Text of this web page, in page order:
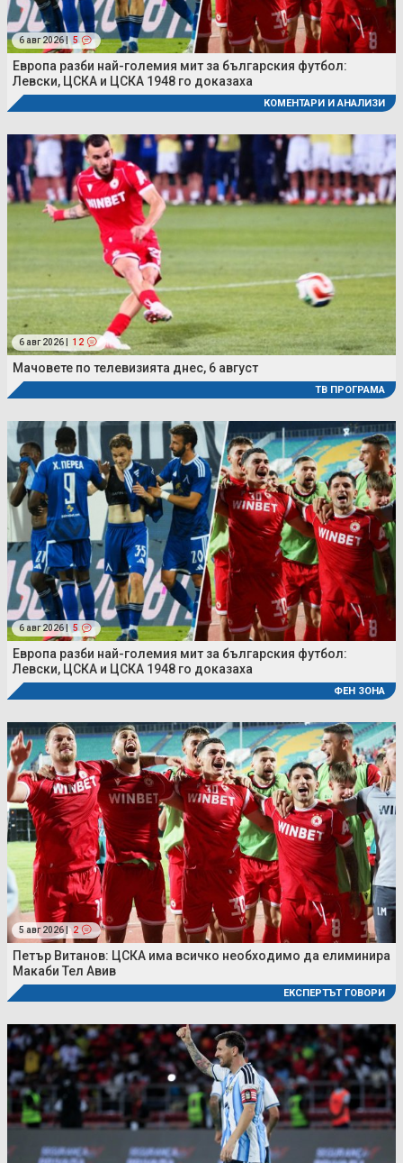
6 авг 2026 | 5
Европа разби най-големия мит за българския футбол:
Левски, ЦСКА и ЦСКА 1948 го доказаха
КОМЕНТАРИ И АНАЛИЗИ
6 авг 2026 | 12
Мачовете по телевизията днес, 6 август
ТВ ПРОГРАМА
6 авг 2026 | 5
Европа разби най-големия мит за българския футбол:
Левски, ЦСКА и ЦСКА 1948 го доказаха
ФЕН ЗОНА
5 авг 2026 | 2
Петър Витанов: ЦСКА има всичко необходимо да елиминира
Макаби Тел Авив
ЕКСПЕРТЪТ ГОВОРИ